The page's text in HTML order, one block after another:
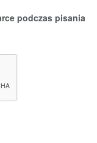
podczas pisania